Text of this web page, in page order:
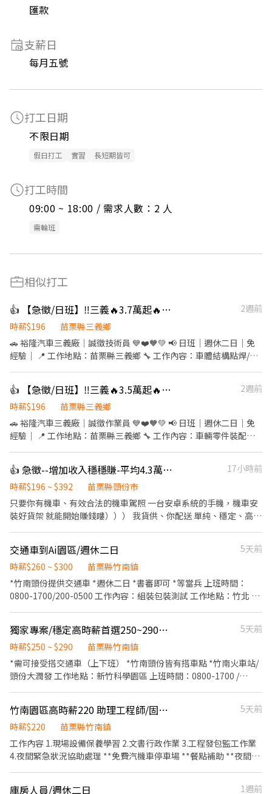
匯款
支薪日
每月五號
打工日期
不限日期
假日打工 實習 長短期皆可
打工時間
09:00 ~ 18:00 / 需求人數：2 人
需輪班
相似打工
👍 【急徵/日班】‼️三義🔥3.7萬起🔥點焊技術員🔥無經驗可🔥週休二日
2週前
時薪$196
苗栗縣三義鄉
🚗 裕隆汽車三義廠｜誠徵技術員 💙❤️🧡💚 📢 日班｜週休二日｜免
經驗｜ 📍 工作地點：苗栗縣三義鄉 🔧 工作內容：車體結構點焊/鈑
高中職畢業 • 具普通小型車駕照 • 無經驗可 🌟 工作穩定、環境單
純，提供完善教育訓練，讓您安心學習、穩定發展！! 📩 有興趣歡迎
按下【立即應徵】或留言姓名、聯絡電話，我們將盡快與您聯繫！
👍 【急徵/日班】‼️三義🔥3.5萬起🔥裝配技術員🔥無經驗可🔥週休二日
2週前
時薪$196
苗栗縣三義鄉
🚗 裕隆汽車三義廠｜誠徵作業員 💙❤️🧡💚 📢 日班｜週休二日｜免
經驗｜ 📍 工作地點：苗栗縣三義鄉 🔧 工作內容：車輛零件裝配作
高中職畢業 • 具普通小型車駕照 • 無經驗可 🌟 工作穩定、環境單
純，提供完善教育訓練，讓您安心學習、穩定發展！ 📩 有興趣歡迎
按下【立即應徵】或留言姓名、聯絡電話，我們將盡快與您聯繫！
👍 急徵--增加收入穩穩賺-平均4.3萬-6萬--NN頭份公北
17小時前
時薪$196 ~ $392
苗栗縣頭份市
只要你有機車、有效合法的機車駕照 一台安卓系統的手機，機車安
裝好貨架 就能開始賺錢嘍））） 我貨供、你配送 單純、穩定、高報
貨 ✔️ 配送範圍3公里內 📅 休息安排 ✔️一週排休兩天 ✅ 基本條件 ✔️
自備機車 ✔️ 有效駕照＋強制險 ✔️ Android手機 🚀 應徵方式 --------
-------------------------------------------- 快速應徵【截圖應徵職
缺+姓名+電話】 官方賴：@346uatki 會有專人與您聯絡，安排面試
交通車到Ai園區/週休二日
5天前
時薪$260 ~ $300
苗栗縣竹南鎮
*竹南頭份提供交通車 *週休二日 *書審即可 *等當兵 上班時間：
0800-1700/200-0500 工作內容：組裝包裝測試 工作地點：竹北 有
獨家專案/穩定高時薪首選250~290元/交通車進軍竹科/日夜固定班/週休二日
5天前
時薪$250 ~ $290
苗栗縣竹南鎮
*需可接受搭交通車（上下班） *竹南頭份皆有搭車點 *竹南火車站/
頭份大潤發 工作地點：新竹科學園區 上班時間：0800-1700 /
竹南園區高時薪220 助理工程師/固定日班/學一技之長
5天前
時薪$220
苗栗縣竹南鎮
工作內容 1.現場設備保養學習 2.文書行政作業 3.工程發包監工作業
4.夜間緊急狀況協助處理 **免費汽機車停車場 **餐點補助 **夜間出
庫房人員/週休二日 1週前